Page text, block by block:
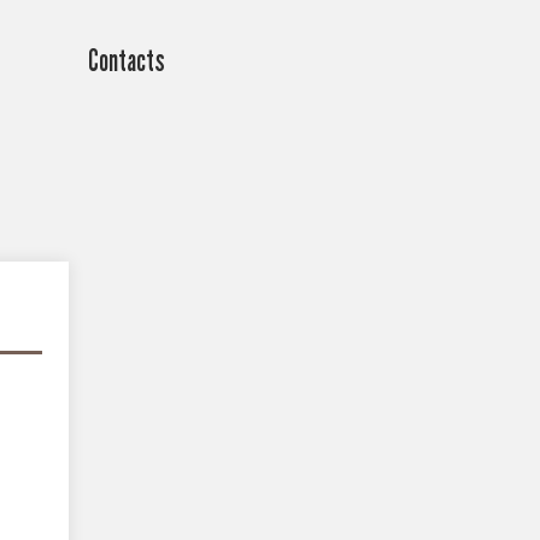
Contacts